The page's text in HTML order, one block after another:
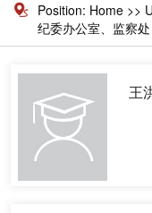
Position: Home >>
纪委办公室、监察
王